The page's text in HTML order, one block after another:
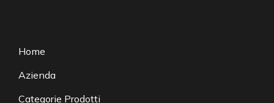
Home
Azienda
Categorie Prodotti